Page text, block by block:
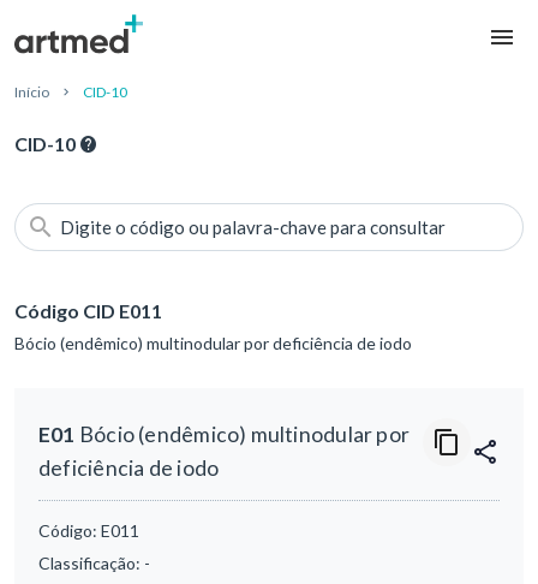
Início CID-10
CID-10
Digite o código ou palavra-chave para consultar
Código CID E011
Bócio (endêmico) multinodular por deficiência de iodo
E01 Bócio (endêmico) multinodular por
deficiência de iodo
Código: E011
Classificação: -